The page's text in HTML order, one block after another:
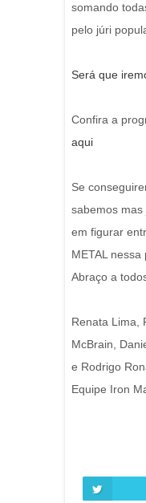
somando
pelo júri
Será que
Confira a
aqui
Se
sabemos
em figurar
METAL nessa
Abraço a
Renata Lima,
McBrain,
e Rodrigo
Equipe Iron